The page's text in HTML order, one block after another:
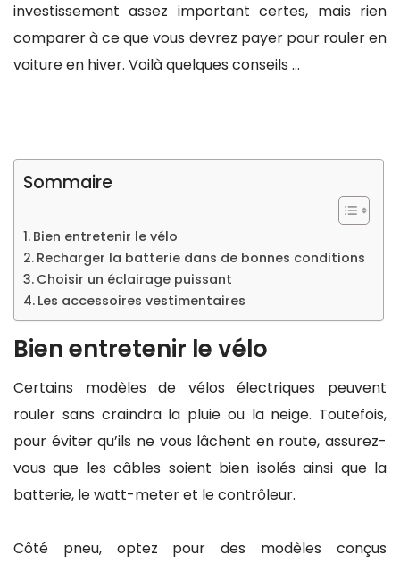
investissement assez important certes, mais rien
comparer à ce que vous devrez payer pour rouler en
voiture en hiver. Voilà quelques conseils …
Sommaire
Bien entretenir le vélo
Recharger la batterie dans de bonnes conditions
Choisir un éclairage puissant
Les accessoires vestimentaires
Bien entretenir le vélo
Certains modèles de vélos électriques peuvent
rouler sans craindra la pluie ou la neige. Toutefois,
pour éviter qu’ils ne vous lâchent en route, assurez-
vous que les câbles soient bien isolés ainsi que la
batterie, le watt-meter et le contrôleur.
Côté pneu, optez pour des modèles conçus